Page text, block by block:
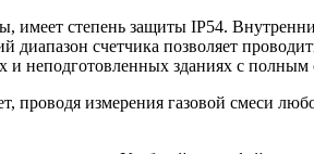
степень защиты IP54.
диапазон счетчика позволяет
и неподготовленных зданиях с полным
проводя измерения газовой смеси